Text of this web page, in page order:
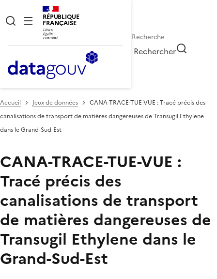
RÉPUBLIQUE
FRANÇAISE
Rechercher
Accueil Jeux de données
CANA-TRACE-TUE-VUE : Tracé précis des
canalisations de transport de matières dangereuses de Transugil Ethylene
dans le Grand-Sud-Est
CANA-TRACE-TUE-VUE :
Tracé précis des
canalisations de transport
de matières dangereuses de
Transugil Ethylene dans le
Grand-Sud-Est